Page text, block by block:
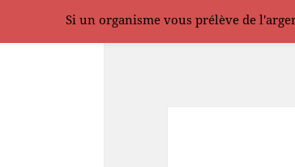
Si un organisme vous prélève de